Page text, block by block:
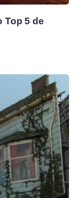
Top 5 de